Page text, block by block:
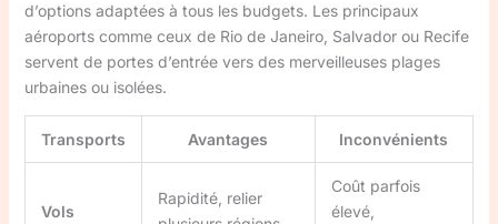
d’options adaptées à tous les budgets. Les principaux
aéroports comme ceux de Rio de Janeiro, Salvador ou Recife
servent de portes d’entrée vers des merveilleuses plages
urbaines ou isolées.
Transports Avantages Inconvénients
Vols
Rapidité, relier
Coût parfois
élevé,